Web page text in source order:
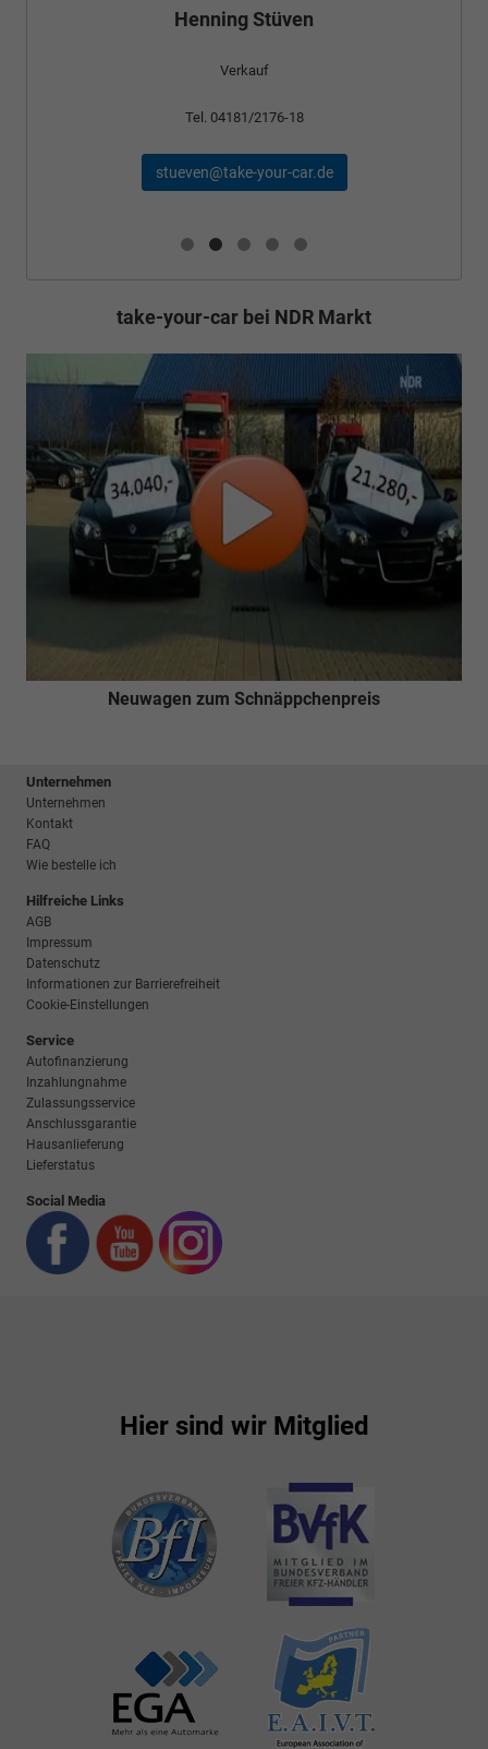
take-your-car bei NDR Markt
Neuwagen zum Schnäppchenpreis
Unternehmen
Unternehmen
Kontakt
FAQ
Wie bestelle ich
Hilfreiche Links
AGB
Impressum
Datenschutz
Informationen zur Barrierefreiheit
Cookie-Einstellungen
Service
Autofinanzierung
Inzahlungnahme
Zulassungsservice
Anschlussgarantie
Hausanlieferung
Lieferstatus
Social Media
Hier sind wir Mitglied